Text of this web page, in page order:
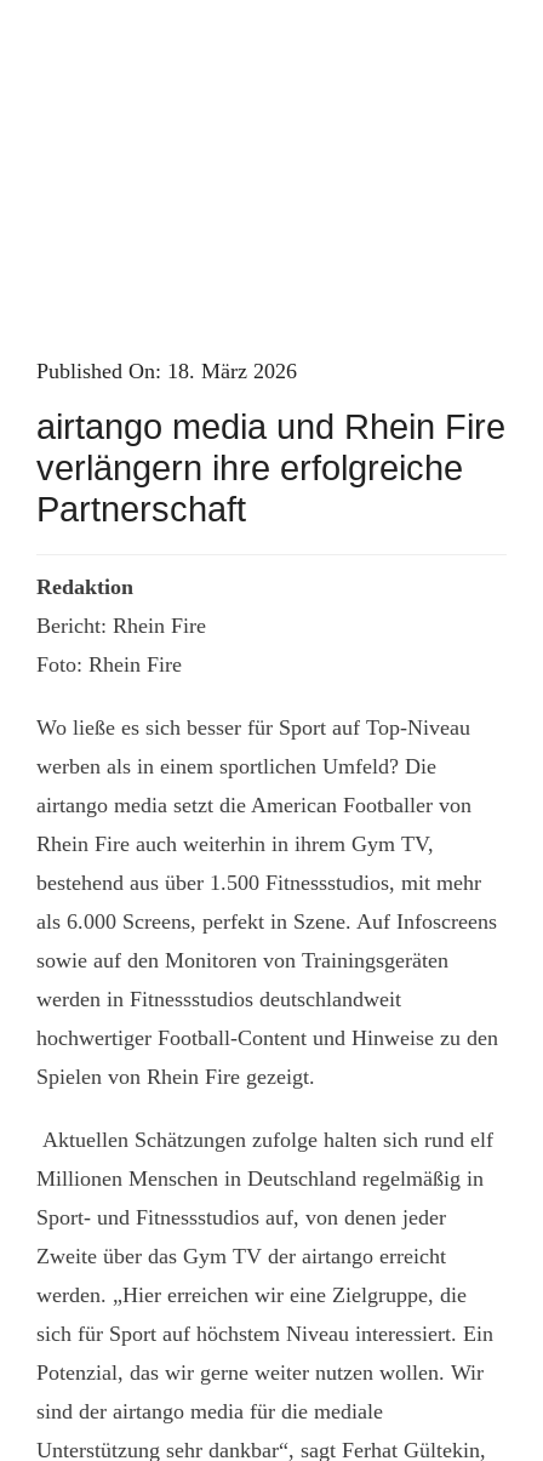
Published On: 18. März 2026
airtango media und Rhein Fire
verlängern ihre erfolgreiche
Partnerschaft
Redaktion
Bericht: Rhein Fire
Foto: Rhein Fire
Wo ließe es sich besser für Sport auf Top-Niveau
werben als in einem sportlichen Umfeld? Die
airtango media setzt die American Footballer von
Rhein Fire auch weiterhin in ihrem Gym TV,
bestehend aus über 1.500 Fitnessstudios, mit mehr
als 6.000 Screens, perfekt in Szene. Auf Infoscreens
sowie auf den Monitoren von Trainingsgeräten
werden in Fitnessstudios deutschlandweit
hochwertiger Football-Content und Hinweise zu den
Spielen von Rhein Fire gezeigt.
Aktuellen Schätzungen zufolge halten sich rund elf
Millionen Menschen in Deutschland regelmäßig in
Sport- und Fitnessstudios auf, von denen jeder
Zweite über das Gym TV der airtango erreicht
werden. „Hier erreichen wir eine Zielgruppe, die
sich für Sport auf höchstem Niveau interessiert. Ein
Potenzial, das wir gerne weiter nutzen wollen. Wir
sind der airtango media für die mediale
Unterstützung sehr dankbar“, sagt Ferhat Gültekin,